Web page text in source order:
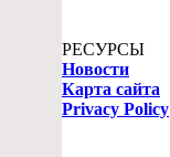
РЕСУРСЫ
Новости
Карта сайта
Privacy Policy